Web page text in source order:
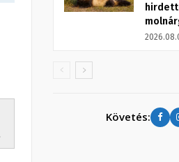
Követés: